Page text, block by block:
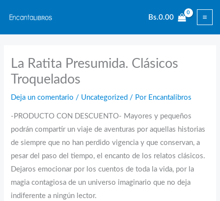
contenido
Bs.0.00
La Ratita Presumida. Clásicos
Troquelados
Deja un comentario / Uncategorized / Por Encantalibros
-PRODUCTO CON DESCUENTO- Mayores y pequeños
podrán compartir un viaje de aventuras por aquellas historias
de siempre que no han perdido vigencia y que conservan, a
pesar del paso del tiempo, el encanto de los relatos clásicos.
Dejaros emocionar por los cuentos de toda la vida, por la
magia contagiosa de un universo imaginario que no deja
indiferente a ningún lector.